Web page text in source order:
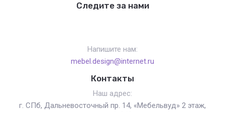
Следите за нами
Напишите нам:
mebel.design@internet.ru
Контакты
Наш адрес:
г. СПб, Дальневосточный пр. 14, «Мебельвуд» 2 этаж,